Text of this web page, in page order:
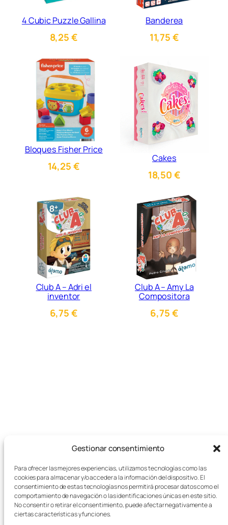
Gestionar consentimiento
Para ofrecer las mejores experiencias, utilizamos tecnologías como las
cookies para almacenar y/o acceder a la información del dispositivo. El
consentimiento de estas tecnologías nos permitirá procesar datos como el
comportamiento de navegación o las identificaciones únicas en este sitio.
No consentir o retirar el consentimiento, puede afectar negativamente a
ciertas características y funciones.
4 Cubic Puzzle Gallina
8,25€
Banderea
11,75€
Bloques Fisher Price
14,25€
Cakes
18,50€
Club A – Adri el
inventor
6,75€
Club A – Amy La
Compositora
6,75€
Tienda de juegos de mesa, juegos
educativos y papelería